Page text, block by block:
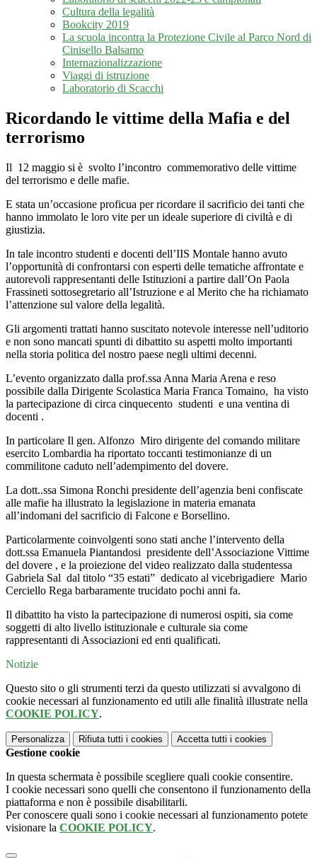
Cultura della legalità
Bookcity 2019
La scuola incontra la Protezione Civile al Parco Nord di
Cinisello Balsamo
Internazionalizzazione
Viaggi di istruzione
Laboratorio di Scacchi
Ricordando le vittime della Mafia e del
terrorismo
Il 12 maggio si è svolto l’incontro commemorativo delle vittime
del terrorismo e delle mafie.
E stata un’occasione proficua per ricordare il sacrificio dei tanti che
hanno immolato le loro vite per un ideale superiore di civiltà e di
giustizia.
In tale incontro studenti e docenti dell’IIS Montale hanno avuto
l’opportunità di confrontarsi con esperti delle tematiche affrontate e
autorevoli rappresentanti delle Istituzioni a partire dall’On Paola
Frassineti sottosegretario all’Istruzione e al Merito che ha richiamato
l’attenzione sul valore della legalità.
Gli argomenti trattati hanno suscitato notevole interesse nell’uditorio
e non sono mancati spunti di dibattito su aspetti molto importanti
nella storia politica del nostro paese negli ultimi decenni.
L’evento organizzato dalla prof.ssa Anna Maria Arena e reso
possibile dalla Dirigente Scolastica Maria Franca Tomaino, ha visto
la partecipazione di circa cinquecento studenti e una ventina di
docenti .
In particolare Il gen. Alfonzo Miro dirigente del comando militare
esercito Lombardia ha riportato toccanti testimonianze di un
commilitone caduto nell’adempimento del dovere.
La dott..ssa Simona Ronchi presidente dell’agenzia beni confiscate
alle mafie ha illustrato la legislazione in materia emanata
all’indomani del sacrificio di Falcone e Borsellino.
Particolarmente coinvolgenti sono stati anche l’intervento della
dott.ssa Emanuela Piantandosi presidente dell’Associazione Vittime
del dovere , e la proiezione del video realizzato dalla studentessa
Gabriela Sal dal titolo “35 estati” dedicato al vicebrigadiere Mario
Cerciello Rega barbaramente trucidato pochi anni fa.
Il dibattito ha visto la partecipazione di numerosi ospiti, sia come
soggetti di alto livello istituzionale e culturale sia come
rappresentanti di Associazioni ed enti qualificati.
Notizie
Questo sito o gli strumenti terzi da questo utilizzati si avvalgono di
cookie necessari al funzionamento ed utili alle finalità illustrate nella
COOKIE POLICY.
Personalizza Rifiuta tutti i cookies Accetta tutti i cookies
Gestione cookie
In questa schermata è possibile scegliere quali cookie consentire.
I cookie necessari sono quelli che consentono il funzionamento della
piattaforma e non è possibile disabilitarli.
Per conoscere quali sono i cookie necessari al funzionamento potete
visionare la COOKIE POLICY.